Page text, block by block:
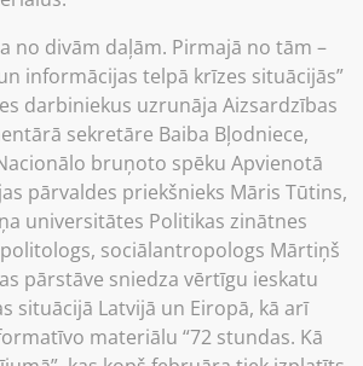
no divām daļām. Pirmajā no tām –
informācijas telpā krīzes situācijās”
darbiniekus uzrunāja Aizsardzības
sekretāre Baiba Bļodniece,
bruņoto spēku Apvienotā
pārvaldes priekšnieks Māris Tūtins,
universitātes Politikas zinātnes
sociālantropologs Mārtiņš
pārstāve sniedza vērtīgu ieskatu
situācijā Latvijā un Eiropā, kā arī
materiālu “72 stundas. Kā